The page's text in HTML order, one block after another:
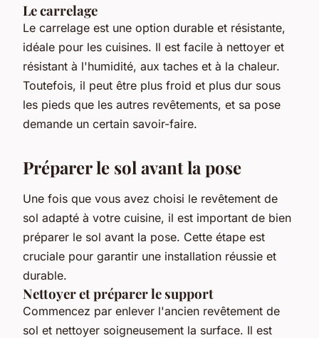
Le carrelage
Le carrelage est une option durable et résistante,
idéale pour les cuisines. Il est facile à nettoyer et
résistant à l'humidité, aux taches et à la chaleur.
Toutefois, il peut être plus froid et plus dur sous
les pieds que les autres revêtements, et sa pose
demande un certain savoir-faire.
Préparer le sol avant la pose
Une fois que vous avez choisi le revêtement de
sol adapté à votre cuisine, il est important de bien
préparer le sol avant la pose. Cette étape est
cruciale pour garantir une installation réussie et
durable.
Nettoyer et préparer le support
Commencez par enlever l'ancien revêtement de
sol et nettoyer soigneusement la surface. Il est